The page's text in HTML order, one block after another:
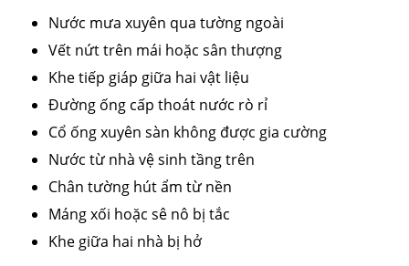
Nước mưa xuyên qua tường ngoài
Vết nứt trên mái hoặc sân thượng
Khe tiếp giáp giữa hai vật liệu
Đường ống cấp thoát nước rò rỉ
Cổ ống xuyên sàn không được gia cường
Nước từ nhà vệ sinh tầng trên
Chân tường hút ẩm từ nền
Máng xối hoặc sê nô bị tắc
Khe giữa hai nhà bị hở